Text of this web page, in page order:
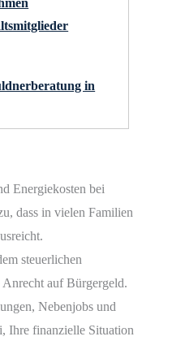
in
Energiekosten bei
dass in vielen Familien
steuerlichen
auf Bürgergeld.
Nebenjobs und
Ihre finanzielle Situation